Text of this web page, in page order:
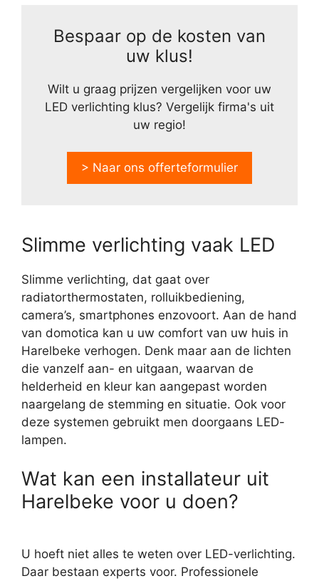
Bespaar op de kosten van
uw klus!
Wilt u graag prijzen vergelijken voor uw
LED verlichting klus? Vergelijk firma's uit
uw regio!
> Naar ons offerteformulier
Slimme verlichting vaak LED
Slimme verlichting, dat gaat over
radiatorthermostaten, rolluikbediening,
camera’s, smartphones enzovoort. Aan de hand
van domotica kan u uw comfort van uw huis in
Harelbeke verhogen. Denk maar aan de lichten
die vanzelf aan- en uitgaan, waarvan de
helderheid en kleur kan aangepast worden
naargelang de stemming en situatie. Ook voor
deze systemen gebruikt men doorgaans LED-
lampen.
Wat kan een installateur uit
Harelbeke voor u doen?
U hoeft niet alles te weten over LED-verlichting.
Daar bestaan experts voor. Professionele